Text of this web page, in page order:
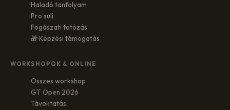
Haladó tanfolyam
Pro suli
Fogászati fotózás
🎁 Képzési támogatás
WORKSHOPOK & ONLINE
Összes workshop
GT Open 2026
Távoktatás